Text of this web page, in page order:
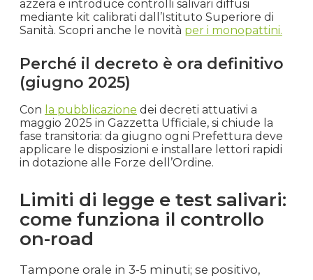
azzera e introduce controlli salivari diffusi
mediante kit calibrati dall’Istituto Superiore di
Sanità. Scopri anche le novità per i monopattini.
Perché il decreto è ora definitivo
(giugno 2025)
Con la pubblicazione dei decreti attuativi a
maggio 2025 in Gazzetta Ufficiale, si chiude la
fase transitoria: da giugno ogni Prefettura deve
applicare le disposizioni e installare lettori rapidi
in dotazione alle Forze dell’Ordine.
Limiti di legge e test salivari:
come funziona il controllo
on-road
Tampone orale in 3-5 minuti; se positivo,